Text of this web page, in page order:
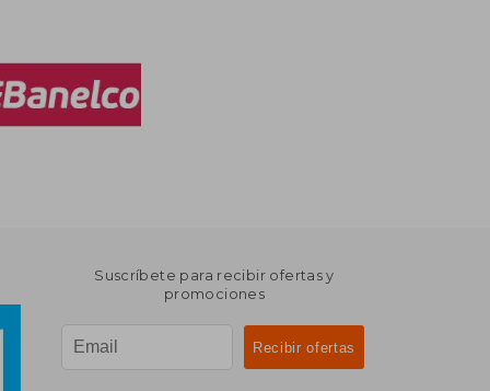
Suscríbete para recibir ofertas y
promociones